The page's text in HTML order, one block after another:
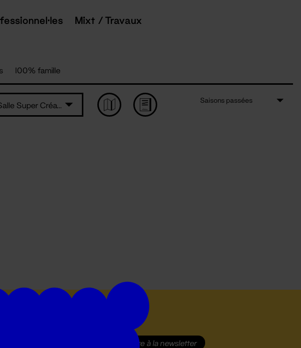
Mixt / Travaux
100% famille
Salle Super Création
Saisons passées
S'inscrire à la newsletter